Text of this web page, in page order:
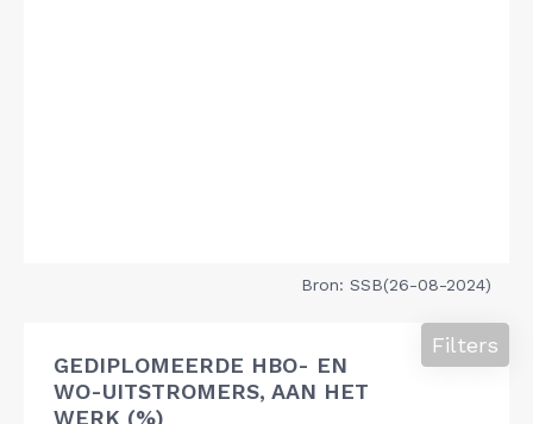
Bron: SSB(26-08-2024)
GEDIPLOMEERDE HBO- EN
WO-UITSTROMERS, AAN HET
WERK (%)
Filters